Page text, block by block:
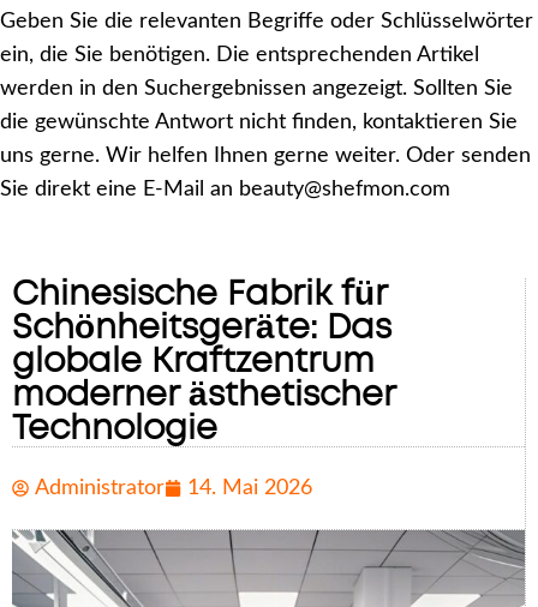
Geben Sie die relevanten Begriffe oder Schlüsselwörter
ein, die Sie benötigen. Die entsprechenden Artikel
werden in den Suchergebnissen angezeigt. Sollten Sie
die gewünschte Antwort nicht finden, kontaktieren Sie
uns gerne. Wir helfen Ihnen gerne weiter. Oder senden
Sie direkt eine E-Mail an beauty@shefmon.com
Chinesische Fabrik für
Schönheitsgeräte: Das
globale Kraftzentrum
moderner ästhetischer
Technologie
Administrator 14. Mai 2026